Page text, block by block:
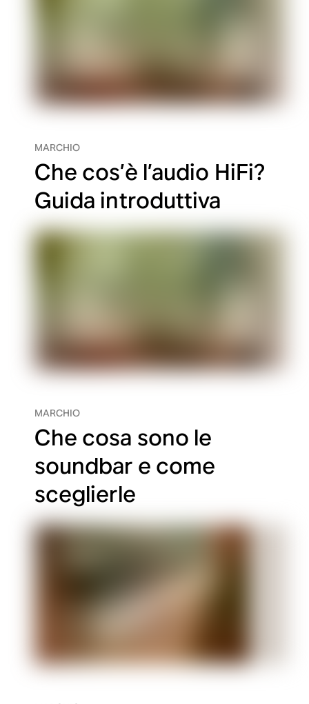
MARCHIO
Che cos’è l’audio HiFi?
Guida introduttiva
MARCHIO
Che cosa sono le
soundbar e come
sceglierle